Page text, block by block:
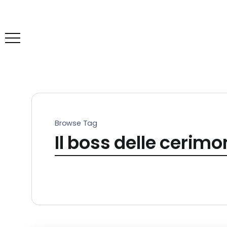
Browse Tag
Il boss delle